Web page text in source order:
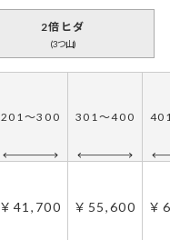
201～300 301～400
￥41,700 ￥55,600 ￥
2倍ヒダ
(3つ山)